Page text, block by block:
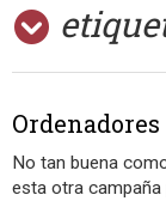
No tan buena
esta otra campaña